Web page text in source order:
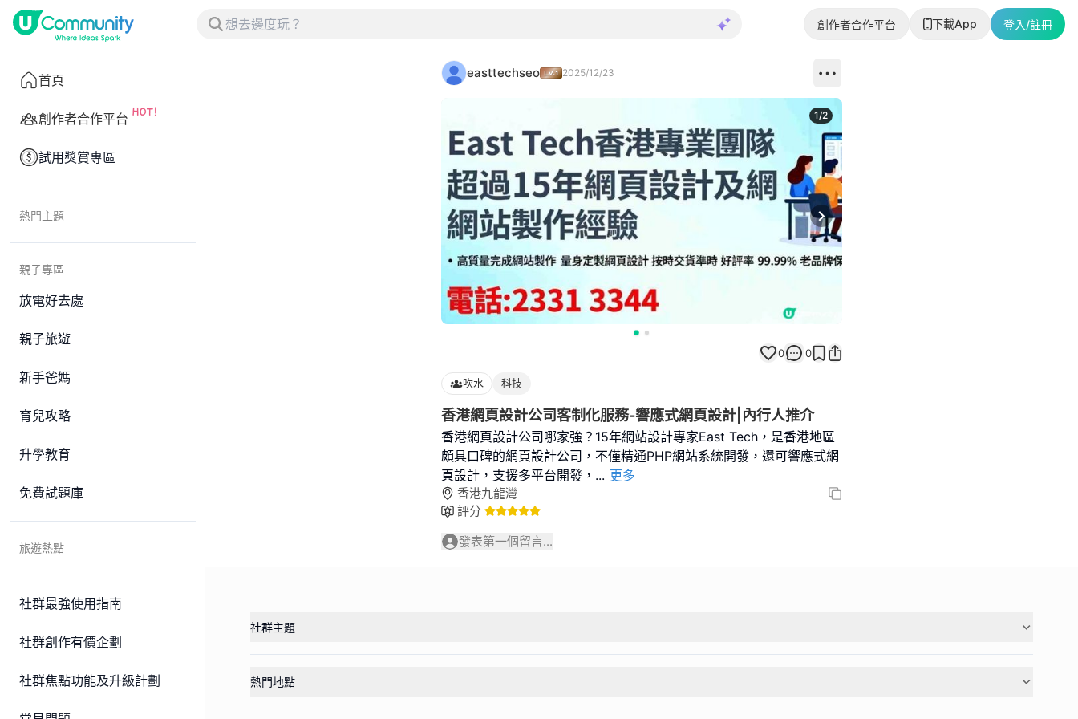
創作者合作平台 下載App 登入/註冊
首頁
創作者合作平台
試用獎賞專區
熱門主題
親子專區
放電好去處
親子旅遊
新手爸媽
育兒攻略
升學教育
免費試題庫
旅遊熱點
社群最強使用指南
社群創作有價企劃
社群焦點功能及升級計劃
easttechseo 2025/12/23
Next slide
1/2
0 0
吹水 科技
香港網頁設計公司客制化服務-響應式網頁設計|內行人推介
香港網頁設計公司哪家強？15年網站設計專家East Tech，是香港地區
頗具口碑的網頁設計公司，不僅精通PHP網站系統開發，還可響應式網
頁設計，支援多平台開發， ... 更多
香港九龍灣
評分
發表第一個留言...
社群主題
熱門地點